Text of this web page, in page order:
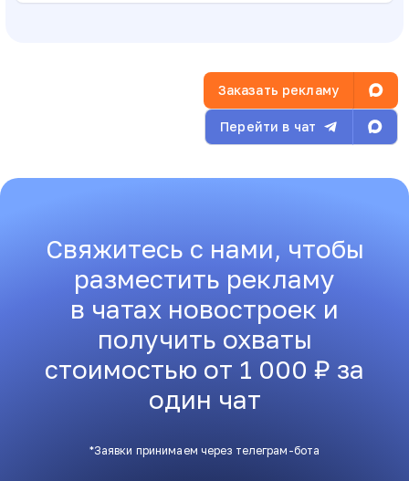
Заказать рекламу
Перейти в чат
Свяжитесь с нами, чтобы
разместить рекламу
в чатах новостроек и
получить охваты
стоимостью от 1 000 ₽ за
один чат
*Заявки принимаем через телеграм-бота